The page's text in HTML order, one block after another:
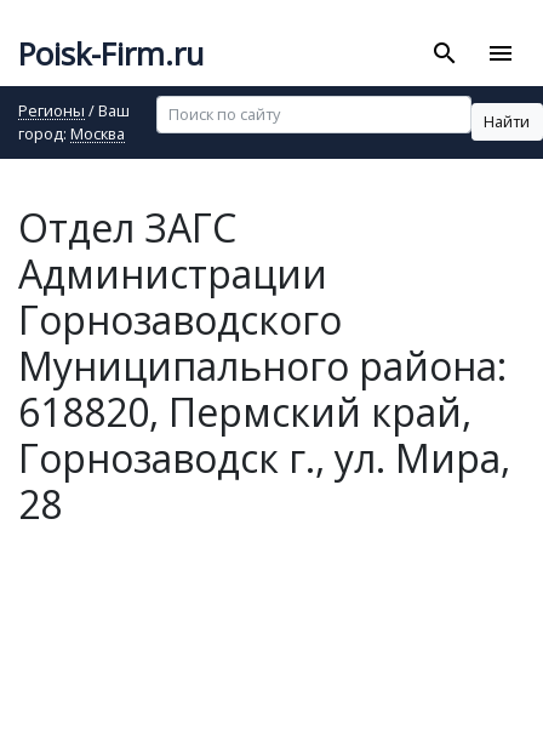
Poisk-Firm.ru search menu
Регионы / Ваш
город: Москва
Найти
Отдел ЗАГС
Администрации
Горнозаводского
Муниципального района:
618820, Пермский край,
Горнозаводск г., ул. Мира,
28